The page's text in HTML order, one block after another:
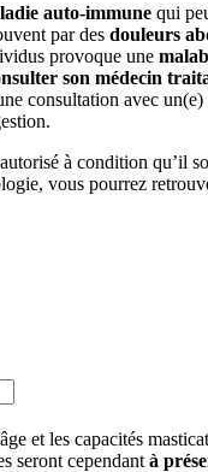
auto-immune qui
par des douleurs
provoque une
son médecin
consultation avec un(e)
à condition qu’il
vous pourrez
et les capacités
seront cependant à